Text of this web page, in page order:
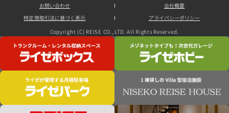
お問い合わせ 会社概要
特定商取引法に基づく表示 プライバシーポリシー
Copyright (C) REISE CO., LTD. All Rights Reserved.